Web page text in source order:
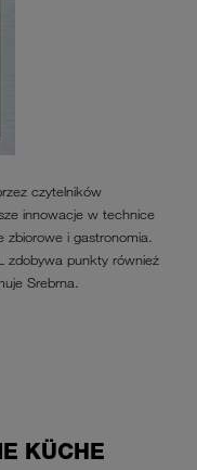
czytelników
innowacje w technice
zbiorowe i gastronomia.
zdobywa punkty również
Srebrna.
KÜCHE